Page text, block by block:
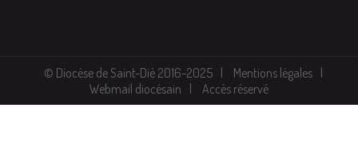
© Diocèse de Saint-Dié 2016-2025
Mentions légales
Webmail diocésain
Accès réservé